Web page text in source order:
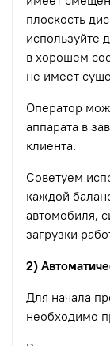
плоскость
используйте
в хорошем
не имеет
Оператор
аппарата в
клиента.
Советуем
каждой
автомобиля,
загрузки
2)
Для начала
необходимо